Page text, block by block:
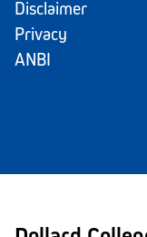
Disclaimer
Privacy
ANBI